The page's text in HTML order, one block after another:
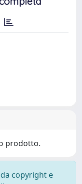
prodotto.
copyright e